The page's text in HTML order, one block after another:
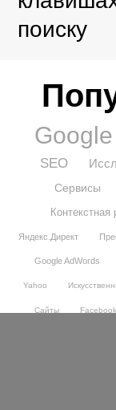
поиску
Google
SEO
Сервисы
Контекстная
Яндекс.Директ
Google AdWords
Yahoo
Сайты Facebook